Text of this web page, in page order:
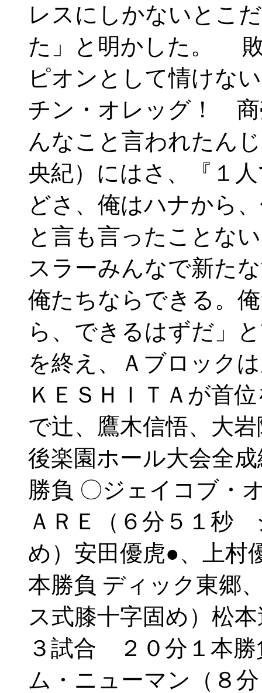
レスにしかないとこ
た」と明かした。
ピオンとして情けな
チン・オレッグ！ 商
んなこと言われたん
央紀）にはさ、『１
どさ、俺はハナから
と言も言ったことな
スラーみんなで新た
俺たちならできる。
ら、できるはずだ」
を終え、Ａブロック
ＫＥＳＨＩＴＡが首
で辻、鷹木信悟、大
後楽園ホール大会
勝負 〇ジェイコブ・
ＡＲＥ（６分５１秒
め）安田優虎●、上
本勝負 ディック東郷
ス式膝十字固め）松
３試合 ２０分１本勝
ム・ニューマン（８